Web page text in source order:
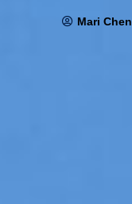
Mari